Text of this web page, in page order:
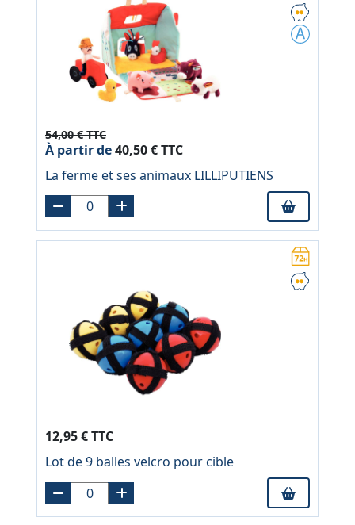
54,00 € TTC
À partir de40,50 € TTC
La ferme et ses animaux LILLIPUTIENS
12,95 € TTC
Lot de 9 balles velcro pour cible